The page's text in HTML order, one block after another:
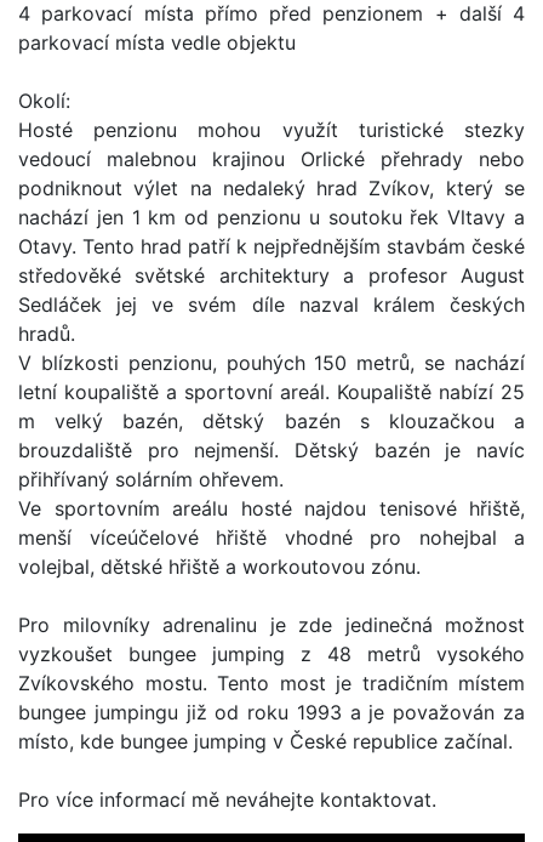
4 parkovací místa přímo před penzionem + další 4
parkovací místa vedle objektu
Okolí:
Hosté penzionu mohou využít turistické stezky
vedoucí malebnou krajinou Orlické přehrady nebo
podniknout výlet na nedaleký hrad Zvíkov, který se
nachází jen 1 km od penzionu u soutoku řek Vltavy a
Otavy. Tento hrad patří k nejpřednějším stavbám české
středověké světské architektury a profesor August
Sedláček jej ve svém díle nazval králem českých
hradů.
V blízkosti penzionu, pouhých 150 metrů, se nachází
letní koupaliště a sportovní areál. Koupaliště nabízí 25
m velký bazén, dětský bazén s klouzačkou a
brouzdaliště pro nejmenší. Dětský bazén je navíc
přihřívaný solárním ohřevem.
Ve sportovním areálu hosté najdou tenisové hřiště,
menší víceúčelové hřiště vhodné pro nohejbal a
volejbal, dětské hřiště a workoutovou zónu.
Pro milovníky adrenalinu je zde jedinečná možnost
vyzkoušet bungee jumping z 48 metrů vysokého
Zvíkovského mostu. Tento most je tradičním místem
bungee jumpingu již od roku 1993 a je považován za
místo, kde bungee jumping v České republice začínal.
Pro více informací mě neváhejte kontaktovat.